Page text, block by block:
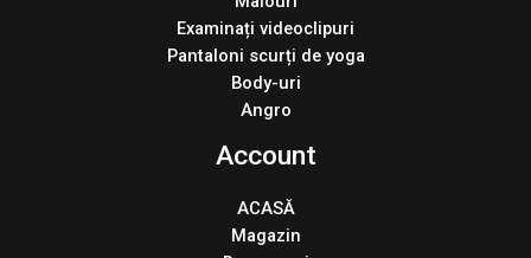
Examinați videoclipuri
Pantaloni scurți de yoga
Body-uri
Angro
Account
ACASĂ
Magazin